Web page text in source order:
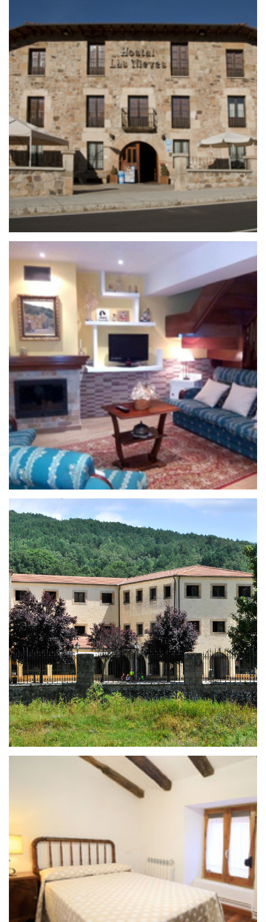
25 de septiembre de 2020
HOSTAL LAS NIEVES
25 de septiembre de 2020
CASA RURAL SAL DEL DUERO
11 de enero de 2021
ALBERGUE YMCA SALDUERO
CASA RURAL LA PIEDRA ANDADERA